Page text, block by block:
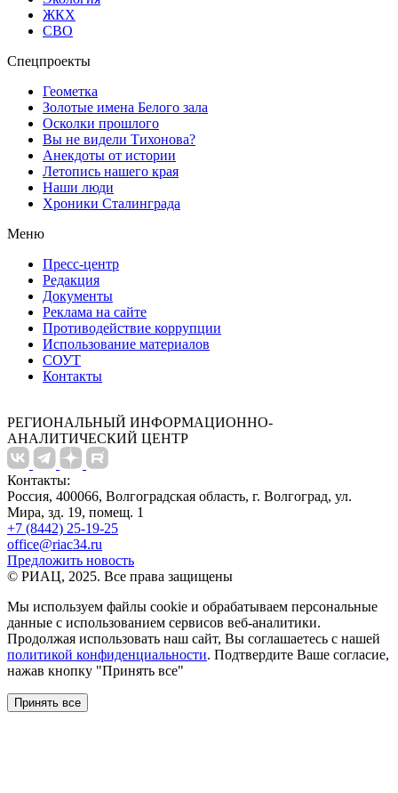
ЖКХ
СВО
Спецпроекты
Геометка
Золотые имена Белого зала
Осколки прошлого
Вы не видели Тихонова?
Анекдоты от истории
Летопись нашего края
Наши люди
Хроники Сталинграда
Меню
Пресс-центр
Редакция
Документы
Реклама на сайте
Противодействие коррупции
Использование материалов
СОУТ
Контакты
РЕГИОНАЛЬНЫЙ ИНФОРМАЦИОННО-
АНАЛИТИЧЕСКИЙ ЦЕНТР
Контакты:
Россия, 400066, Волгоградская область, г. Волгоград, ул.
Мира, зд. 19, помещ. 1
+7 (8442) 25-19-25
office@riac34.ru
Предложить новость
© РИАЦ, 2025. Все права защищены
Мы используем файлы сookie и обрабатываем персональные
данные с использованием сервисов веб-аналитики.
Продолжая использовать наш сайт, Вы соглашаетесь с нашей
политикой конфиденциальности. Подтвердите Ваше согласие,
нажав кнопку "Принять все"
Принять все